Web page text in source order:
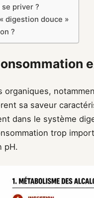
priver ?
digestion douce »
?
sa saveur
dans le système
trop
pH.